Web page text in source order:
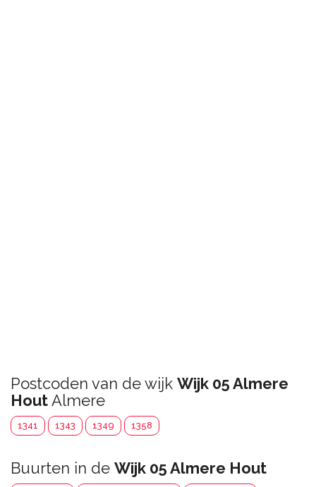
Postcoden van de wijk Wijk 05 Almere
HoutAlmere
1341 1343 1349 1358
Buurten in de Wijk 05 Almere Hout